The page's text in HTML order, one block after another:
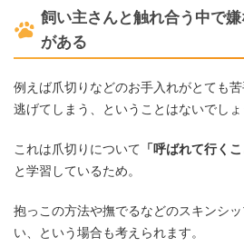
飼い主さんと触れ合う中で
がある
例えば爪切りなどのお手入れがとても
逃げてしまう、ということはないでしょ
これは爪切りについて 「呼ばれて行く
と学習しているため。
抱っこの方法や撫でるなどのスキンシ
い、という場合も考えられます。